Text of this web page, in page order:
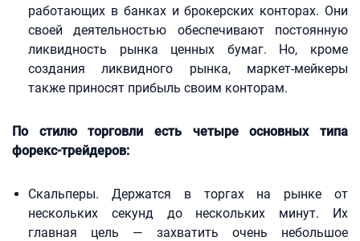
работающих в банках и брокерских конторах. Они
своей деятельностью обеспечивают постоянную
ликвидность рынка ценных бумаг. Но, кроме
создания ликвидного рынка, маркет-мейкеры
также приносят прибыль своим конторам.
По стилю торговли есть четыре основных типа
форекс-трейдеров:
Скальперы. Держатся в торгах на рынке от
нескольких секунд до нескольких минут. Их
главная цель — захватить очень небольшое